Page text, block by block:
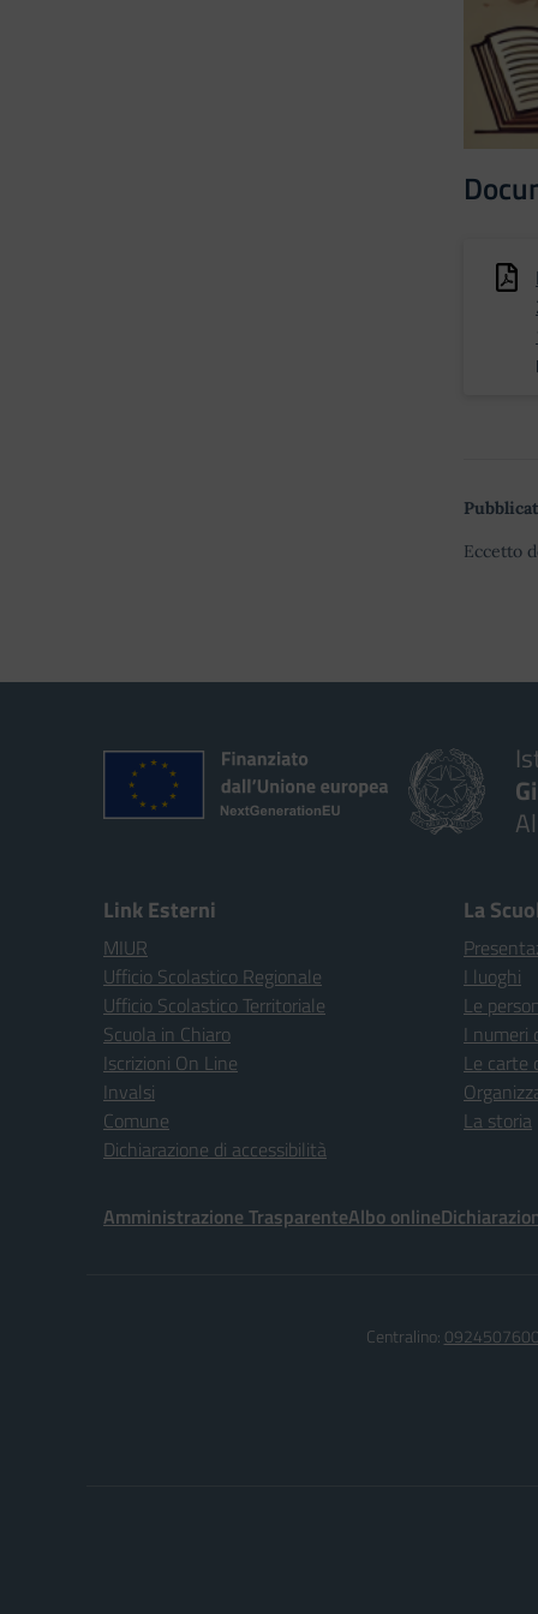
Eccetto
Link Esterni
MIUR
Ufficio Scolastico Regionale
Ufficio Scolastico Territoriale
Scuola in Chiaro
Iscrizioni On Line
Invalsi
Comune
Dichiarazione di accessibilità
La
I luoghi
Le
I numeri
Le carte
La storia
Amministrazione TrasparenteAlbo online
Centralino: